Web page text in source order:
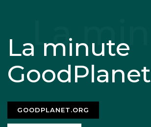
La minute
GoodPlanet
GOODPLANET.ORG